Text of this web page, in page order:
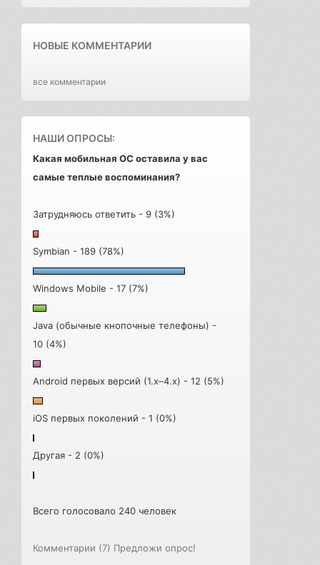
НОВЫЕ КОММЕНТАРИИ
все комментарии
НАШИ ОПРОСЫ:
Какая мобильная ОС оставила у вас
самые теплые воспоминания?
Затрудняюсь ответить - 9 (3%)
Symbian - 189 (78%)
Windows Mobile - 17 (7%)
Java (обычные кнопочные телефоны) -
10 (4%)
Android первых версий (1.x–4.x) - 12 (5%)
iOS первых поколений - 1 (0%)
Другая - 2 (0%)
Всего голосовало 240 человек
Комментарии (7) Предложи опрос!